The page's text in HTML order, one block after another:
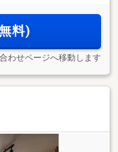
ンクロゼット等こ
料)
わせページへ移動します